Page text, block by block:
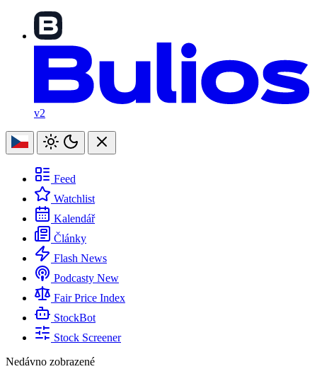
v2
Feed
Watchlist
Kalendář
Články
Flash News
Podcasty New
Fair Price Index
StockBot
Stock Screener
Nedávno zobrazené